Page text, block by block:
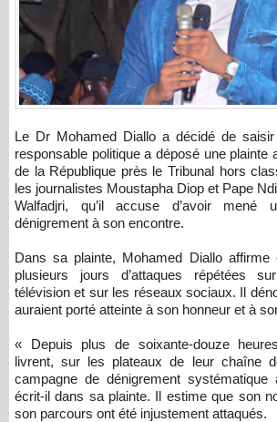
Le Dr Mohamed Diallo a décidé de saisir la justice. L’ancien
responsable politique a déposé une plainte
de la République près le Tribunal hors
les journalistes Moustapha Diop et Pape
Walfadjri, qu’il accuse d’avoir mené
dénigrement à son encontre.
Dans sa plainte, Mohamed Diallo affirme
plusieurs jours d’attaques répétées
télévision et sur les réseaux sociaux. Il
auraient porté atteinte à son honneur et à
« Depuis plus de soixante-douze
livrent, sur les plateaux de leur chaîne
campagne de dénigrement
écrit-il dans sa plainte. Il estime que son
son parcours ont été injustement attaqués.